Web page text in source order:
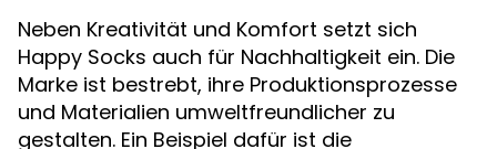
Neben Kreativität und Komfort setzt sich
Happy Socks auch für Nachhaltigkeit ein. Die
Marke ist bestrebt, ihre Produktionsprozesse
und Materialien umweltfreundlicher zu
gestalten. Ein Beispiel dafür ist die